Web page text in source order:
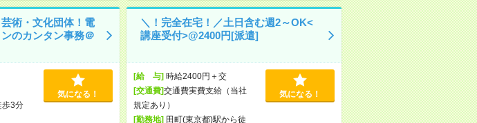
術・文化団体！電
のカンタン事務＠
3分
気になる！
＼！完全在宅！／土日含む週2～OK<
講座受付>@2400円[派遣]
[給 与]時給2400円＋交
[交通費]交通費実費支給（当社
規定あり）
[勤務地]田町(東京都)駅から徒
気になる！